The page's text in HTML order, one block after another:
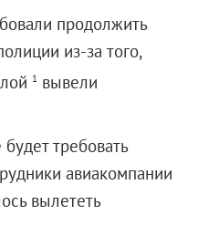
продолжить
из-за того,
1 вывели
требовать
авиакомпании
вылететь